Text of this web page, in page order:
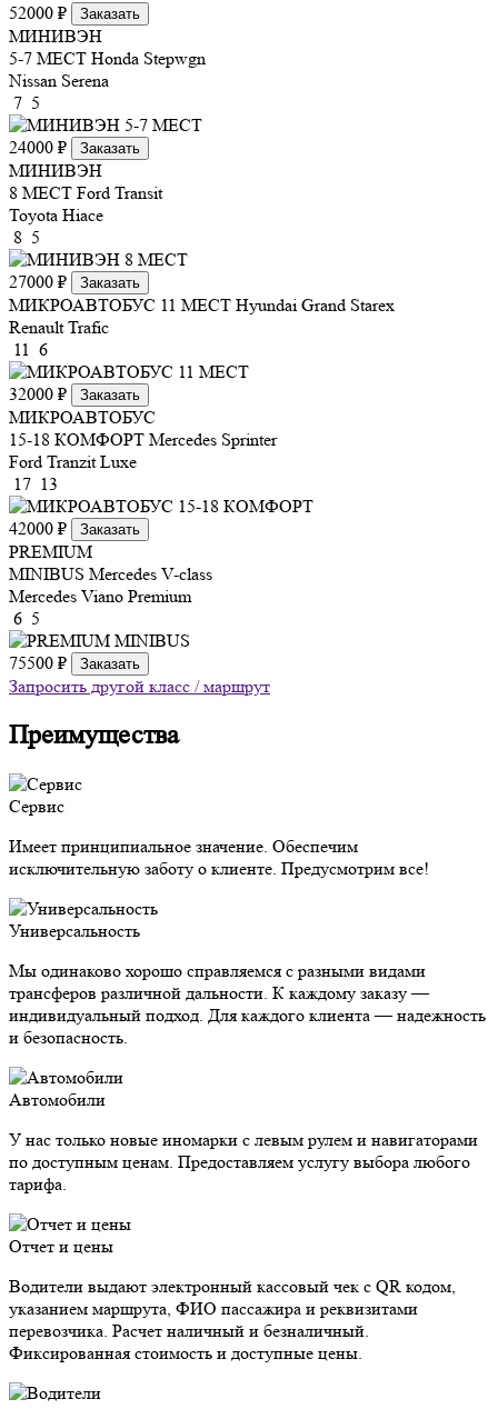
52000 ₽ Заказать
МИНИВЭН
5-7 МЕСТ Honda Stepwgn
Nissan Serena
7 5
24000 ₽ Заказать
МИНИВЭН
8 МЕСТ Ford Transit
Toyota Hiace
8 5
27000 ₽ Заказать
МИКРОАВТОБУС 11 МЕСТ Hyundai Grand Starex
Renault Trafic
11 6
32000 ₽ Заказать
МИКРОАВТОБУС
15-18 КОМФОРТ Mercedes Sprinter
Ford Tranzit Luxe
17 13
42000 ₽ Заказать
PREMIUM
MINIBUS Mercedes V-class
Mercedes Viano Premium
6 5
75500 ₽ Заказать
Запросить другой класс / маршрут
Преимущества
Сервис
Имеет принципиальное значение. Обеспечим
исключительную заботу о клиенте. Предусмотрим все!
Универсальность
Мы одинаково хорошо справляемся с разными видами
трансферов различной дальности. К каждому заказу —
индивидуальный подход. Для каждого клиента — надежность
и безопасность.
Автомобили
У нас только новые иномарки с левым рулем и навигаторами
по доступным ценам. Предоставляем услугу выбора любого
тарифа.
Отчет и цены
Водители выдают электронный кассовый чек с QR кодом,
указанием маршрута, ФИО пассажира и реквизитами
перевозчика. Расчет наличный и безналичный.
Фиксированная стоимость и доступные цены.